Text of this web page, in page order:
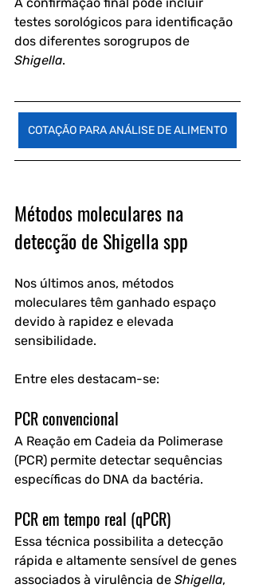
testes sorológicos para identificação
dos diferentes sorogrupos de
Shigella.
COTAÇÃO PARA ANÁLISE DE ALIMENTO
Métodos moleculares na
detecção de Shigella spp
Nos últimos anos, métodos
moleculares têm ganhado espaço
devido à rapidez e elevada
sensibilidade.
Entre eles destacam-se:
PCR convencional
A Reação em Cadeia da Polimerase
(PCR) permite detectar sequências
específicas do DNA da bactéria.
PCR em tempo real (qPCR)
Essa técnica possibilita a detecção
rápida e altamente sensível de genes
associados à virulência de Shigella,